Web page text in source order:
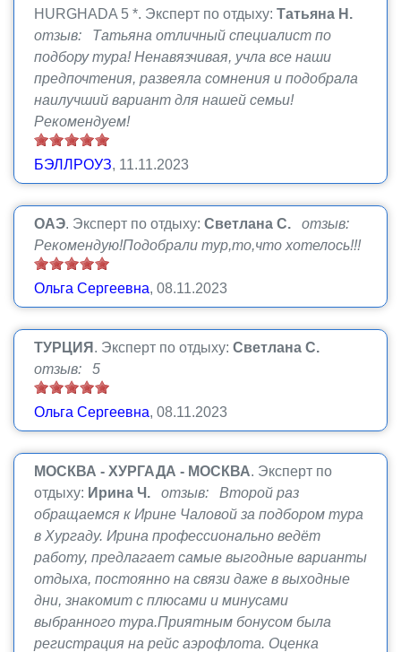
HURGHADA 5 *. Эксперт по отдыху: Татьяна Н.
отзыв: Татьяна отличный специалист по
подбору тура! Ненавязчивая, учла все наши
предпочтения, развеяла сомнения и подобрала
наилучший вариант для нашей семьи!
Рекомендуем!
БЭЛЛРОУЗ, 11.11.2023
ОАЭ. Эксперт по отдыху: Светлана С.
отзыв:
Рекомендую!Подобрали тур,то,что хотелось!!!
Ольга Сергеевна, 08.11.2023
ТУРЦИЯ . Эксперт по отдыху: Светлана С.
отзыв: 5
Ольга Сергеевна, 08.11.2023
МОСКВА - ХУРГАДА - МОСКВА. Эксперт по
отдыху: Ирина Ч.
отзыв: Второй раз
обращаемся к Ирине Чаловой за подбором тура
в Хургаду. Ирина профессионально ведёт
работу, предлагает самые выгодные варианты
отдыха, постоянно на связи даже в выходные
дни, знакомит с плюсами и минусами
выбранного тура.Приятным бонусом была
регистрация на рейс аэрофлота. Оценка